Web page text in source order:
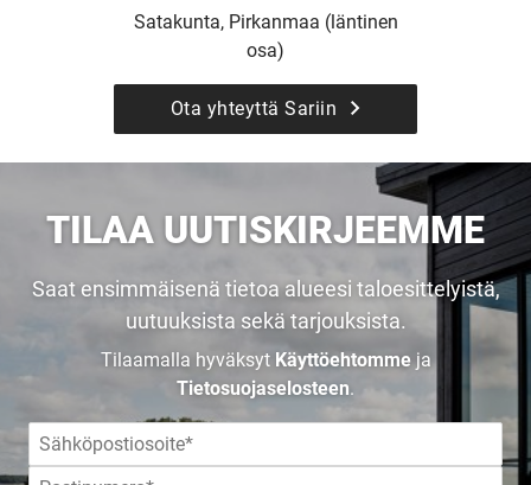
Satakunta, Pirkanmaa (läntinen
osa)
Ota yhteyttä Sariin
TILAA UUTISKIRJEEMME
Saat ensimmäisenä tietoa alueesi taloesittelyistä,
uutuuksista sekä tarjouksista.
Tilaamalla hyväksyt Käyttöehtommeja
Tietosuojaselosteen.
UUSI
UNELMISTA
KODIKSI-
TALOKIRJA ON
JULKAISTU